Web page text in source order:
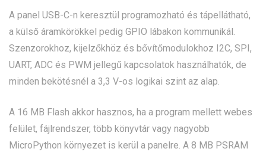
A panel USB-C-n keresztül programozható és tápellátható,
a külső áramkörökkel pedig GPIO lábakon kommunikál.
Szenzorokhoz, kijelzőkhöz és bővítőmodulokhoz I2C, SPI,
UART, ADC és PWM jellegű kapcsolatok használhatók, de
minden bekötésnél a 3,3 V-os logikai szint az alap.
A 16 MB Flash akkor hasznos, ha a program mellett webes
felület, fájlrendszer, több könyvtár vagy nagyobb
MicroPython környezet is kerül a panelre. A 8 MB PSRAM